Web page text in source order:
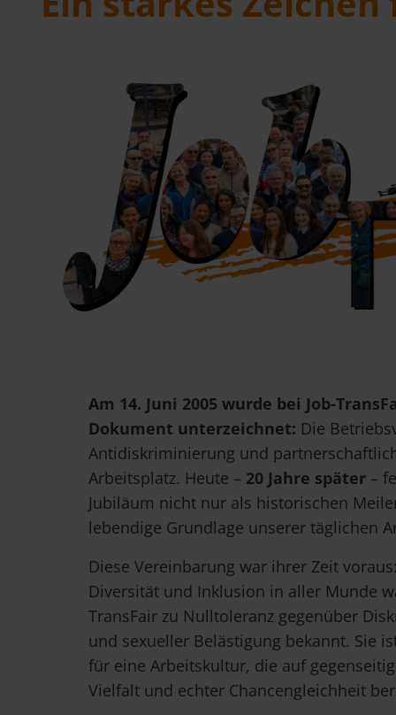
Am 14. Juni 2005 wurde bei Job-
Dokument unterzeichnet: Die
Antidiskriminierung und
Arbeitsplatz. Heute – 20 Jahre später –
Jubiläum nicht nur als historischen
lebendige Grundlage unserer täglichen
Diese Vereinbarung war ihrer Zeit
Diversität und Inklusion in aller Munde
TransFair zu Nulltoleranz gegenüber
und sexueller Belästigung bekannt. Sie
für eine Arbeitskultur, die auf
Vielfalt und echter Chancengleichheit